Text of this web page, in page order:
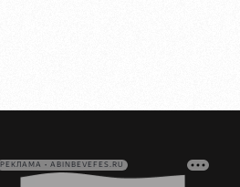
РЕКЛАМА • ABINBEVEFES.RU